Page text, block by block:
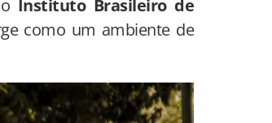
Instituto Brasileiro de
como um ambiente de